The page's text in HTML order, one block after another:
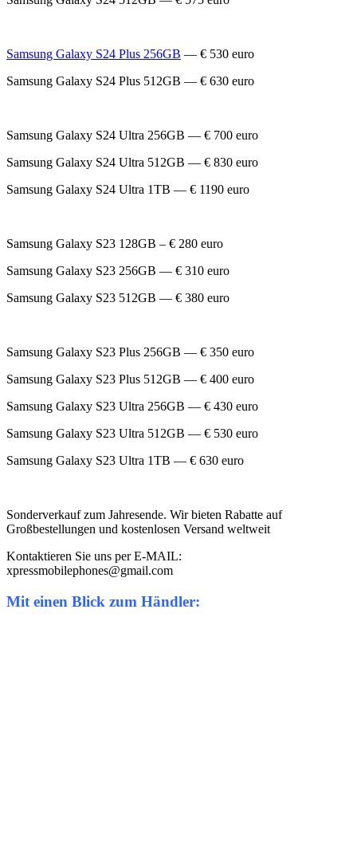
Samsung Galaxy S24 Plus 256GB — € 530 euro
Samsung Galaxy S24 Plus 512GB — € 630 euro
Samsung Galaxy S24 Ultra 256GB — € 700 euro
Samsung Galaxy S24 Ultra 512GB — € 830 euro
Samsung Galaxy S24 Ultra 1TB — € 1190 euro
Samsung Galaxy S23 128GB – € 280 euro
Samsung Galaxy S23 256GB — € 310 euro
Samsung Galaxy S23 512GB — € 380 euro
Samsung Galaxy S23 Plus 256GB — € 350 euro
Samsung Galaxy S23 Plus 512GB — € 400 euro
Samsung Galaxy S23 Ultra 256GB — € 430 euro
Samsung Galaxy S23 Ultra 512GB — € 530 euro
Samsung Galaxy S23 Ultra 1TB — € 630 euro
Sonderverkauf zum Jahresende. Wir bieten Rabatte auf
Großbestellungen und kostenlosen Versand weltweit
Kontaktieren Sie uns per E-MAIL:
xpressmobilephones@gmail.com
Mit einen Blick zum Händler: